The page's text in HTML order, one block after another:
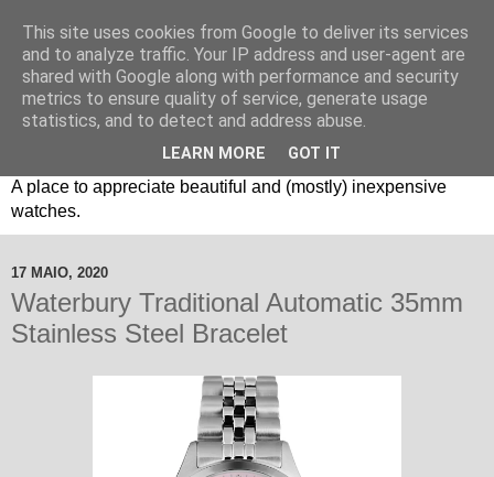
Um espaço sobre relógios "B3": Bons, Bonitos e Baratos. //
A place to appreciate beautiful and (mostly) inexpensive
watches.
17 MAIO, 2020
Waterbury Traditional Automatic 35mm
Stainless Steel Bracelet
This site uses cookies from Google to deliver its services
and to analyze traffic. Your IP address and user-agent are
shared with Google along with performance and security
metrics to ensure quality of service, generate usage
statistics, and to detect and address abuse.
LEARN MORE GOT IT